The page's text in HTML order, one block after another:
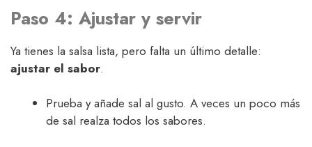
Paso 4: Ajustar y servir
Ya tienes la salsa lista, pero falta un último detalle:
ajustar el sabor.
Prueba y añade sal al gusto. A veces un poco más
de sal realza todos los sabores.